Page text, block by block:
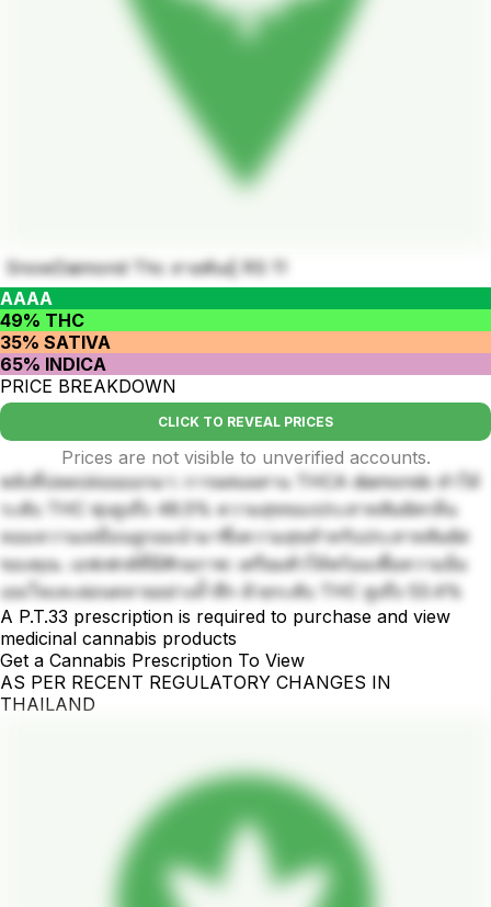
SnowDaimond Thc สายพันธุ์ RS 11
AAAA
49% THC
35% SATIVA
65% INDICA
PRICE BREAKDOWN
CLICK TO REVEAL PRICES
Prices are not visible to unverified accounts.
พลังที่ปลดปล่อยออกมา: การผสมผสาน THCA diamonds ทำให้
ระดับ THC พุ่งสูงถึง 48.5% ความสุขของประสาทสัมผัสกลิ่น
หอมหวานเหมือนลูกอมนำมาซึ่งความสุขสำหรับประสาทสัมผัส
ของคุณ. เอฟเฟกต์ที่มีศักยภาพ: เตรียมตัวให้พร้อมเพื่อความอิ่ม
เอมใจและผ่อนคลายอย่างล้ำลึก ด้วยระดับ THC สูงถึง 53.4%
A P.T.33 prescription is required to purchase and view
medicinal cannabis products
Get a Cannabis Prescription To View
AS PER RECENT REGULATORY CHANGES IN
THAILAND